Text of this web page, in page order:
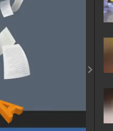
100